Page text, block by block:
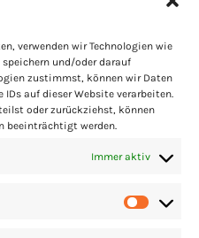
verwenden wir Technologien wie
und/oder darauf
zustimmst, können wir Daten
auf dieser Website verarbeiten.
oder zurückziehst, können
beeinträchtigt werden.
Immer aktiv
COOKIES